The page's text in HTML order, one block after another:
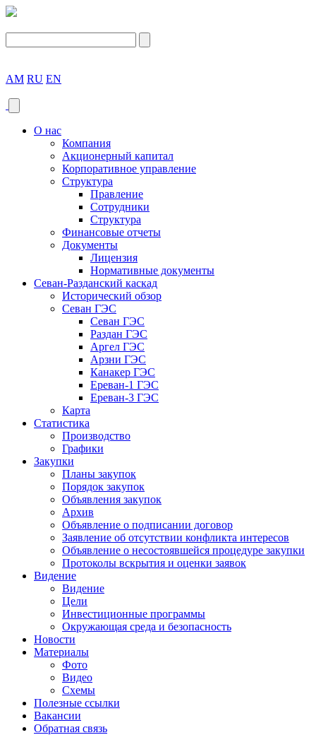
AM RU EN
О нас
Компания
Акционерный капитал
Корпоративное управление
Структура
Правление
Сотрудники
Структура
Финансовые отчеты
Документы
Лицензия
Нормативные документы
Севан-Разданский каскад
Исторический обзор
Севан ГЭС
Севан ГЭС
Раздан ГЭС
Аргел ГЭС
Арзни ГЭС
Канакер ГЭС
Ереван-1 ГЭС
Ереван-3 ГЭС
Карта
Статистика
Производство
Графики
Закупки
Планы закупок
Порядок закупок
Объявления закупок
Архив
Объявление о подписании договор
Заявление об отсутствии конфликта интересов
Объявление о несостоявшейся процедуре закупки
Протоколы вскрытия и оценки заявок
Видение
Видение
Цели
Инвестиционные программы
Окружающая среда и безопасность
Новости
Материалы
Фото
Видео
Схемы
Полезные ссылки
Вакансии
Обратная связь